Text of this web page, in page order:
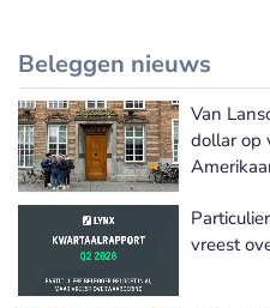
Beleggen nieuws
Van
dollar op
vreest